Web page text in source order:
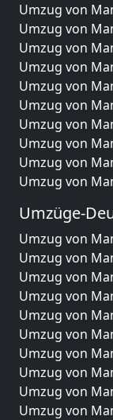
Umzug von
Umzug von
Umzug von
Umzug von
Umzug von
Umzug von
Umzug von
Umzug von
Umzug von
Umzug von
Umzüge-
Umzug von
Umzug von
Umzug von
Umzug von
Umzug von
Umzug von
Umzug von
Umzug von
Umzug von
Umzug von